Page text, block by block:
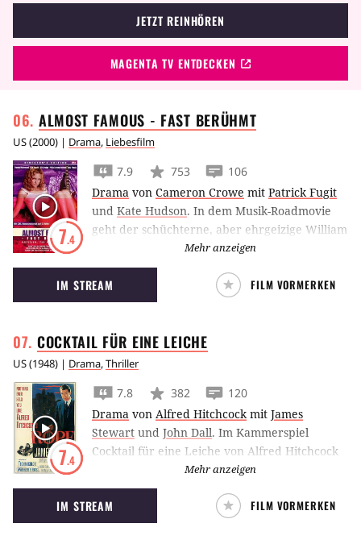
JETZT REINHÖREN
MAGENTA TV ENTDECKEN
ALMOST FAMOUS - FAST BERÜHMT
US(2000) | Drama, Liebesfilm
7.4
7.9 753
106
Drama von Cameron Crowe mit Patrick Fugit
und Kate Hudson. In dem Musik-Roadmovie
geht der schüchterne, aber ehrgeizige William
mit der Rockman Stillwater auf Tour und lernt
einiges über das Leben, die Liebe – und die
Musik.
Mehr anzeigen
IM STREAM FILM VORMERKEN
COCKTAIL FÜR EINE LEICHE
US(1948) | Drama,Thriller
7.4
7.8 382
120
Drama von Alfred Hitchcock mit James
Stewart und John Dall. Im Kammerspiel
Cocktail für eine Leiche von Alfred Hitchcock
wollen zwei Studenten der Philosophie
beweisen, dass es den perfekten Mord gibt.
Mehr anzeigen
IM STREAM FILM VORMERKEN